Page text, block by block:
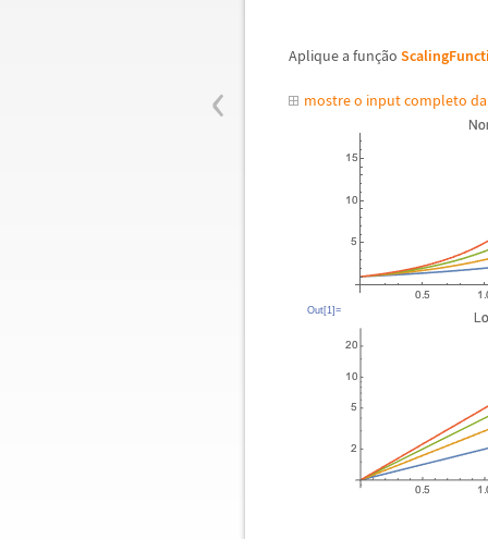
‹
Aplique a função
mostre o input completo
Out[1]=